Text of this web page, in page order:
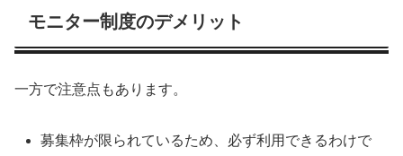
モニター制度のデメリット
一方で注意点もあります。
募集枠が限られているため、必ず利用できるわけで